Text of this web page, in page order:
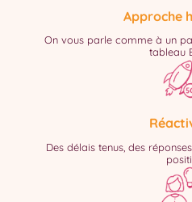
Approche
On vous parle comme à un
tableau
Des délais tenus, des